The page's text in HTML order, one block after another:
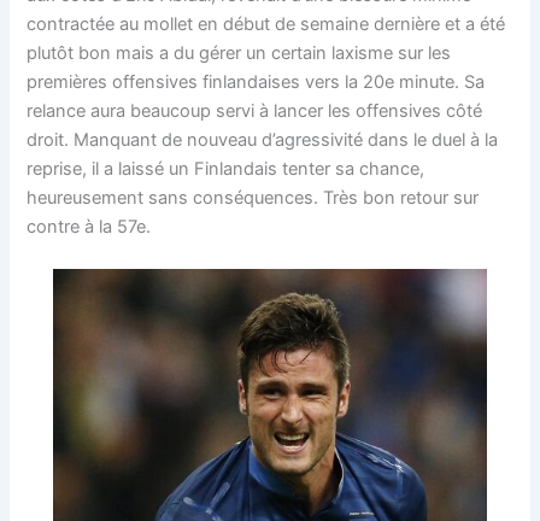
contractée au mollet en début de semaine dernière et a été
plutôt bon mais a du gérer un certain laxisme sur les
premières offensives finlandaises vers la 20e minute. Sa
relance aura beaucoup servi à lancer les offensives côté
droit. Manquant de nouveau d’agressivité dans le duel à la
reprise, il a laissé un Finlandais tenter sa chance,
heureusement sans conséquences. Très bon retour sur
contre à la 57e.